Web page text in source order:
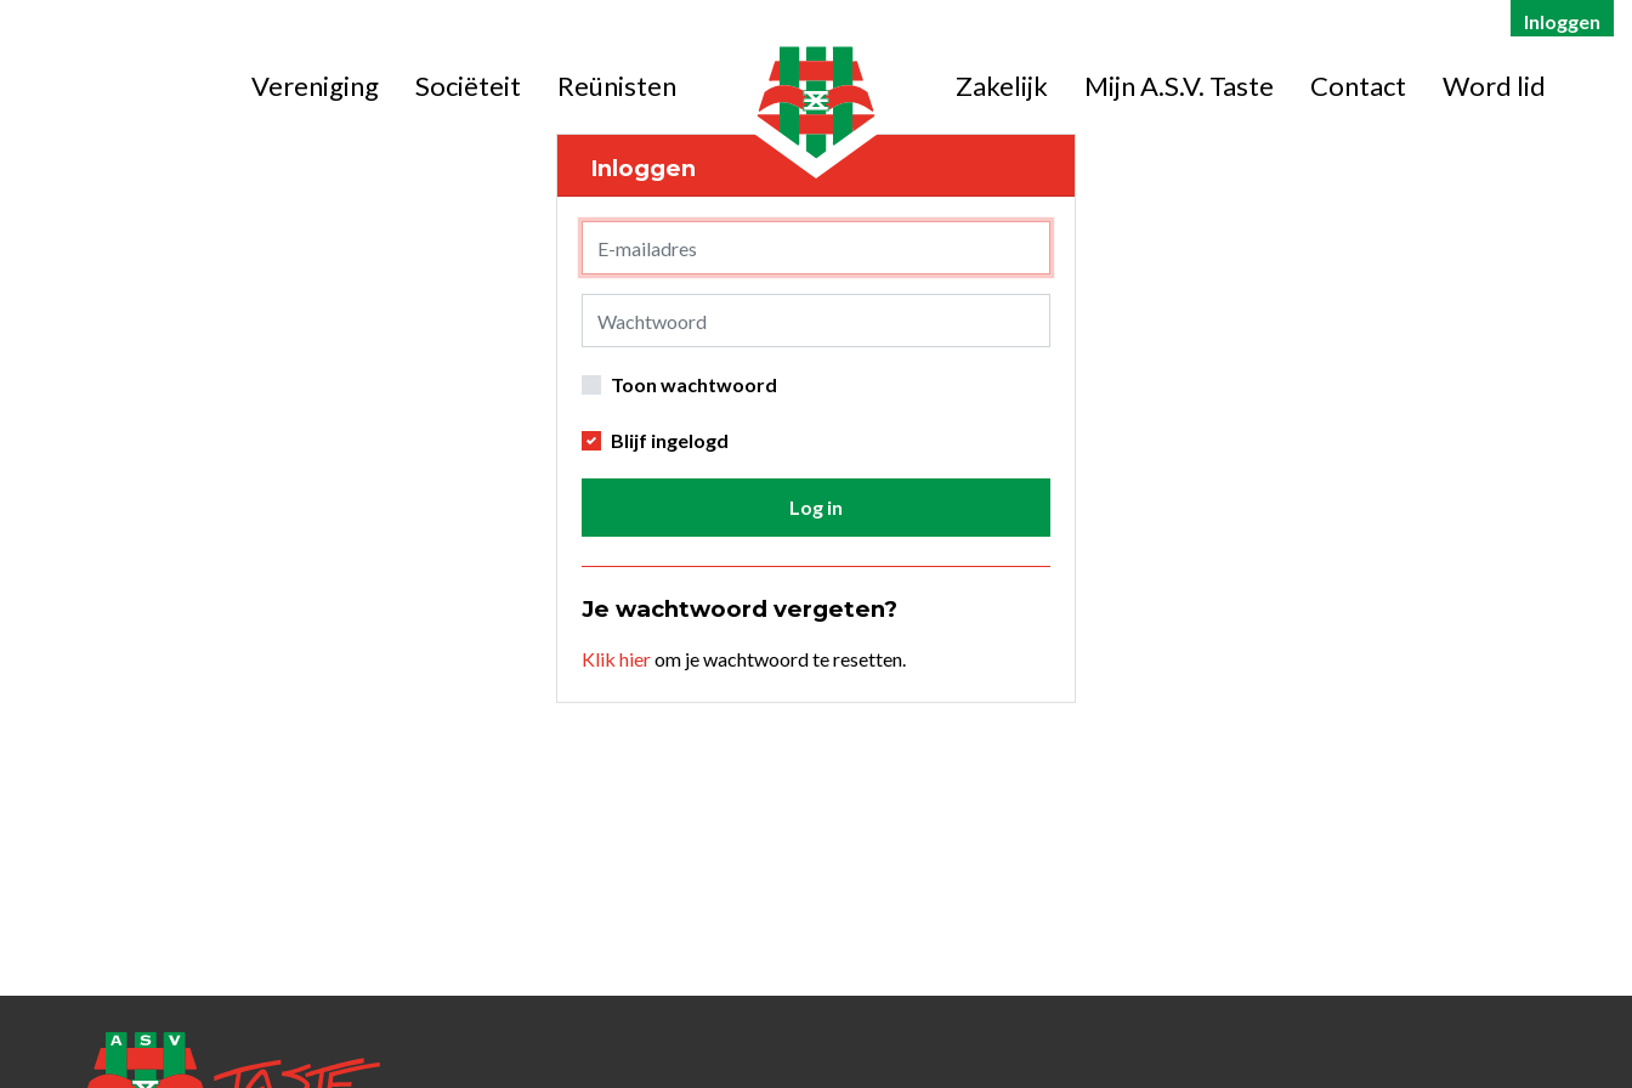
Inloggen
Vereniging Sociëteit Reünisten Zakelijk Mijn A.S.V. Taste Contact Word lid
Inloggen
Toon wachtwoord
Blijf ingelogd
Log in
Je wachtwoord vergeten?
Klik hierom je wachtwoord te resetten.